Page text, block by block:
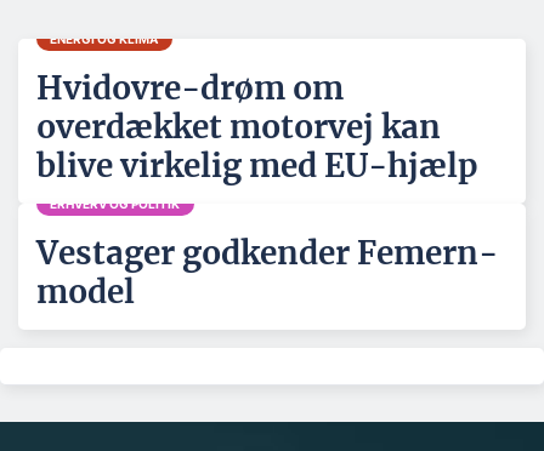
ENERGI OG KLIMA
Hvidovre-drøm om
overdækket motorvej kan
blive virkelig med EU-hjælp
ERHVERV OG POLITIK
Vestager godkender Femern-
model